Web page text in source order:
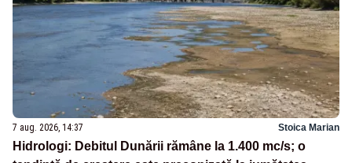
7 aug. 2026, 14:37 Stoica Marian
Hidrologi: Debitul Dunării rămâne la 1.400 mc/s; o